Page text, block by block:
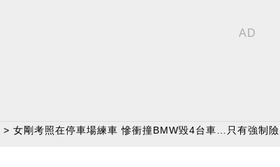
> 女剛考照在停車場練車 慘衝撞BMW毀4台車…只有強制險